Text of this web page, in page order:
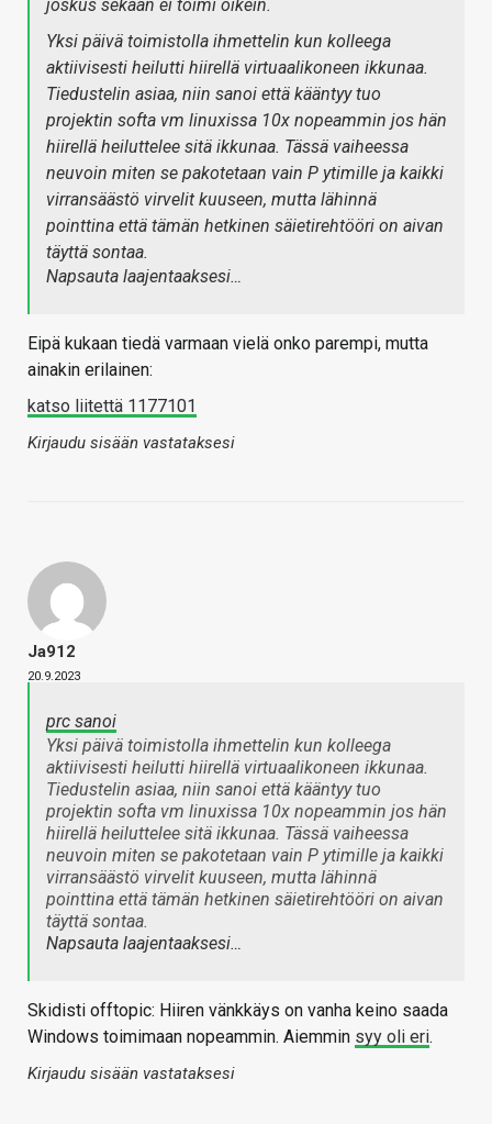
joskus sekään ei toimi oikein.
Yksi päivä toimistolla ihmettelin kun kolleega
aktiivisesti heilutti hiirellä virtuaalikoneen ikkunaa.
Tiedustelin asiaa, niin sanoi että kääntyy tuo
projektin softa vm linuxissa 10x nopeammin jos hän
hiirellä heiluttelee sitä ikkunaa. Tässä vaiheessa
neuvoin miten se pakotetaan vain P ytimille ja kaikki
virransäästö virvelit kuuseen, mutta lähinnä
pointtina että tämän hetkinen säietirehtööri on aivan
täyttä sontaa.
Napsauta laajentaaksesi…
Eipä kukaan tiedä varmaan vielä onko parempi, mutta
ainakin erilainen:
katso liitettä 1177101
Kirjaudu sisään vastataksesi
Ja912
20.9.2023
prc sanoi
Yksi päivä toimistolla ihmettelin kun kolleega
aktiivisesti heilutti hiirellä virtuaalikoneen ikkunaa.
Tiedustelin asiaa, niin sanoi että kääntyy tuo
projektin softa vm linuxissa 10x nopeammin jos hän
hiirellä heiluttelee sitä ikkunaa. Tässä vaiheessa
neuvoin miten se pakotetaan vain P ytimille ja kaikki
virransäästö virvelit kuuseen, mutta lähinnä
pointtina että tämän hetkinen säietirehtööri on aivan
täyttä sontaa.
Napsauta laajentaaksesi…
Skidisti offtopic: Hiiren vänkkäys on vanha keino saada
Windows toimimaan nopeammin. Aiemmin syy oli eri.
Kirjaudu sisään vastataksesi